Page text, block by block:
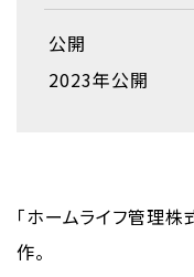
公開
2023年公開
「ホームライフ管理
作。